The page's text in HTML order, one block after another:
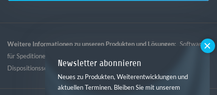
Weitere Informationen zu unseren Produkten und Lösungen: Software
für Speditionen
Dispositionssoftware
Newsletter abonnieren
Neues zu Produkten, Weiterentwicklungen und
aktuellen Terminen. Bleiben Sie mit unserem